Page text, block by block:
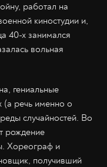
работал на
киностудии и,
40-х занимался
вольная
гениальные
(а речь именно о
случайностей. Во
рождение
Хореограф и
получивший